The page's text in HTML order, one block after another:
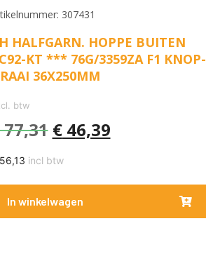
307431
HALFGARN. HOPPE BUITEN
KT *** 76G/3359ZA F1 KNOP-
36X250MM
btw
77,31 €46,39
incl btw
In winkelwagen